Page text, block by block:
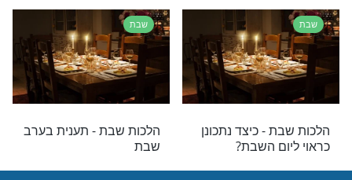
- אופן אמירת
הלכות שבת - שנים מקרא
ואחד תרגום
שבת